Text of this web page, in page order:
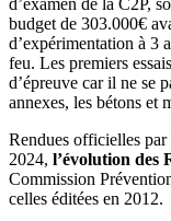
d’examen de la C2P,
budget de 303.000€
d’expérimentation à 3
feu. Les premiers
d’épreuve car il ne se
annexes, les bétons et
Rendues officielles
2024, l’évolution des
Commission
celles éditées en 2012.